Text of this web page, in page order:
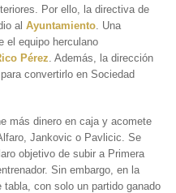
Por ello, la directiva de
al Ayuntamiento . Una
el equipo herculano
Pérez . Además, la dirección
convertirlo en Sociedad
más dinero en caja y acomete
Jankovic o Pavlicic. Se
objetivo de subir a Primera
Sin embargo, en la
con solo un partido ganado